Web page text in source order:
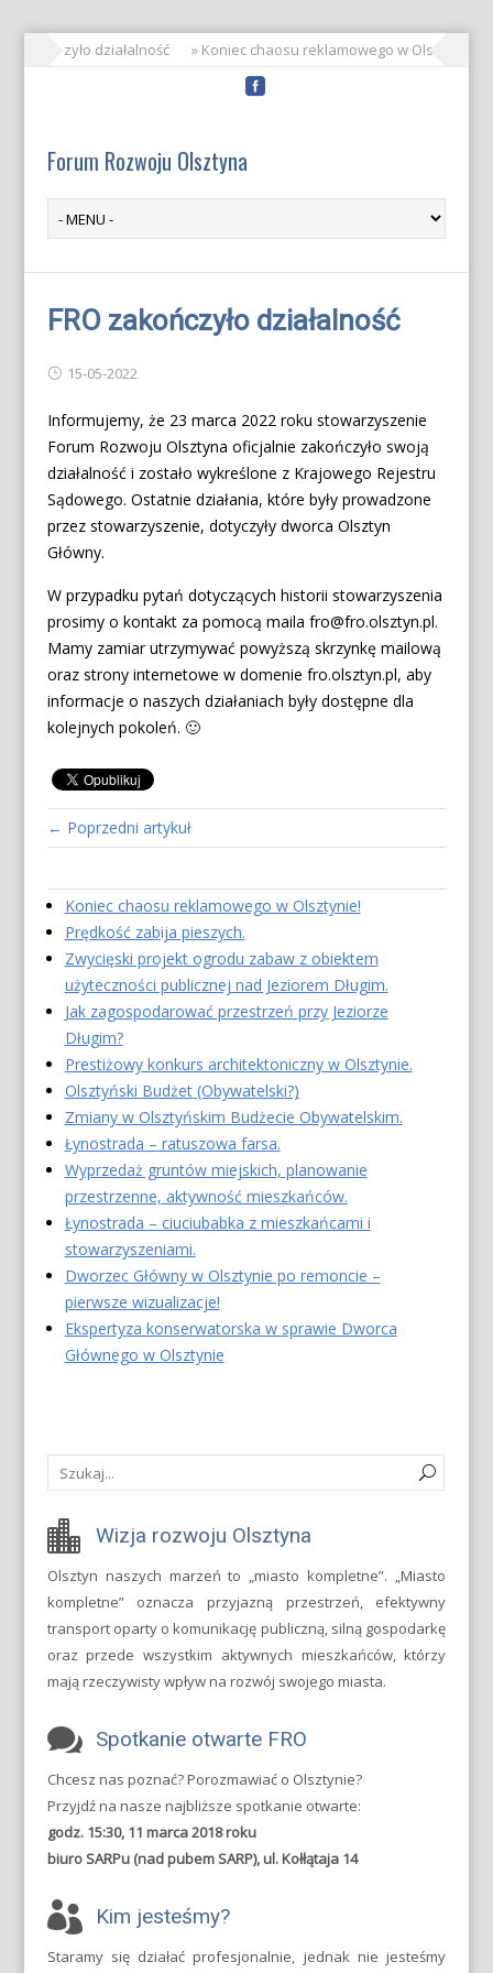
zakończyło działalność » Koniec chaosu reklamowego w Olsztynie!
Forum Rozwoju Olsztyna
FRO zakończyło działalność
15-05-2022
Informujemy, że 23 marca 2022 roku stowarzyszenie
Forum Rozwoju Olsztyna oficjalnie zakończyło swoją
działalność i zostało wykreślone z Krajowego Rejestru
Sądowego. Ostatnie działania, które były prowadzone
przez stowarzyszenie, dotyczyły dworca Olsztyn
Główny.
W przypadku pytań dotyczących historii stowarzyszenia
prosimy o kontakt za pomocą maila fro@fro.olsztyn.pl.
Mamy zamiar utrzymywać powyższą skrzynkę mailową
oraz strony internetowe w domenie fro.olsztyn.pl, aby
informacje o naszych działaniach były dostępne dla
kolejnych pokoleń. 🙂
← Poprzedni artykuł
Koniec chaosu reklamowego w Olsztynie!
Prędkość zabija pieszych.
Zwycięski projekt ogrodu zabaw z obiektem
użyteczności publicznej nad Jeziorem Długim.
Jak zagospodarować przestrzeń przy Jeziorze
Długim?
Prestiżowy konkurs architektoniczny w Olsztynie.
Olsztyński Budżet (Obywatelski?)
Zmiany w Olsztyńskim Budżecie Obywatelskim.
Łynostrada – ratuszowa farsa.
Wyprzedaż gruntów miejskich, planowanie
przestrzenne, aktywność mieszkańców.
Łynostrada – ciuciubabka z mieszkańcami i
stowarzyszeniami.
Dworzec Główny w Olsztynie po remoncie –
pierwsze wizualizacje!
Ekspertyza konserwatorska w sprawie Dworca
Głównego w Olsztynie
Wizja rozwoju Olsztyna
Olsztyn naszych marzeń to „miasto kompletne”. „Miasto
kompletne” oznacza przyjazną przestrzeń, efektywny
transport oparty o komunikację publiczną, silną gospodarkę
oraz przede wszystkim aktywnych mieszkańców, którzy
mają rzeczywisty wpływ na rozwój swojego miasta.
Spotkanie otwarte FRO
Chcesz nas poznać? Porozmawiać o Olsztynie?
Przyjdź na nasze najbliższe spotkanie otwarte:
godz. 15:30, 11 marca 2018 roku
biuro SARPu (nad pubem SARP), ul. Kołłątaja 14
Kim jesteśmy?
Staramy się działać profesjonalnie, jednak nie jesteśmy